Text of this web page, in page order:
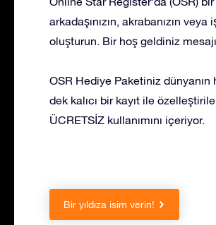
arkadaşınızın, akrabanızın
oluşturun. Bir hoş geldiniz
OSR Hediye Paketiniz
dek kalıcı bir kayıt ile
ÜCRETSİZ kullanımını içeriyor.
Bir yıldıza isim verin!